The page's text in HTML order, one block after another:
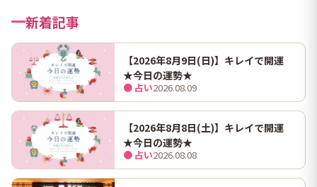
新着記事
【2026年8月9日(日)】キレイで開運
★今日の運勢★
● 占い2026.08.09
【2026年8月8日(土)】キレイで開運
★今日の運勢★
● 占い2026.08.08